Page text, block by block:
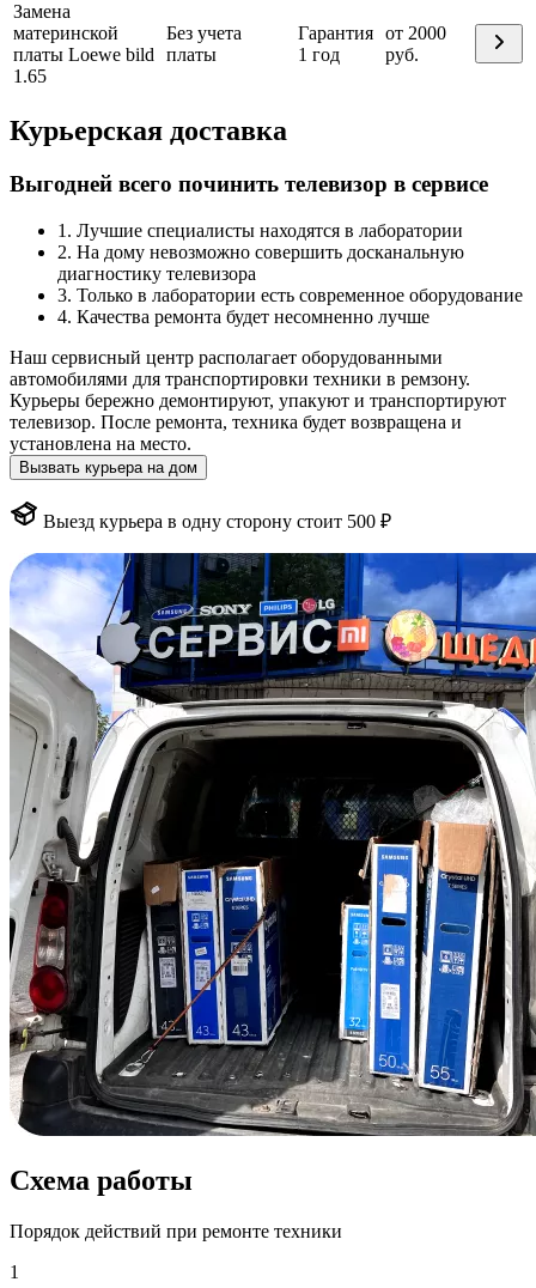
Замена
материнской
платы Loewe bild
1.65
Без учета
платы
Гарантия
1 год
от 2000
руб.
Курьерская доставка
Выгодней всего починить телевизор в сервисе
1. Лучшие специалисты находятся в лаборатории
2. На дому невозможно совершить досканальную
диагностику телевизора
3. Только в лаборатории есть современное оборудование
4. Качества ремонта будет несомненно лучше
Наш сервисный центр располагает оборудованными
автомобилями для транспортировки техники в ремзону.
Курьеры бережно демонтируют, упакуют и транспортируют
телевизор. После ремонта, техника будет возвращена и
установлена на место.
Вызвать курьера на дом
Выезд курьера в одну сторону стоит 500 ₽
Схема работы
Порядок действий при ремонте техники
1